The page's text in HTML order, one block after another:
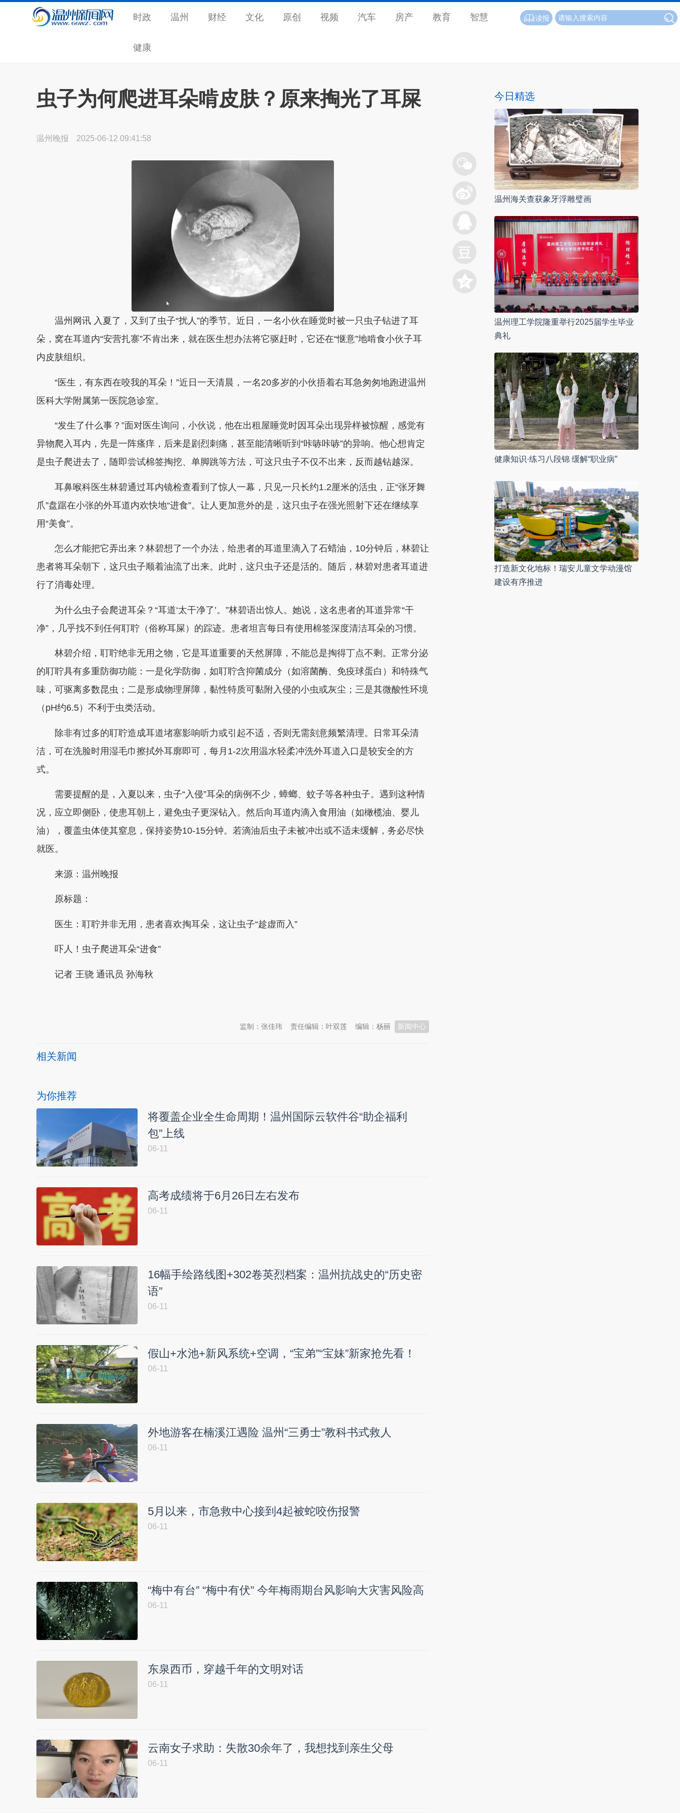
时政 温州 财经 文化 原创 视频 汽车 房产 教育 智慧
健康
读报
虫子为何爬进耳朵啃皮肤？原来掏光了耳屎
温州晚报 2025-06-12 09:41:58
温州网讯 入夏了，又到了虫子“扰人”的季节。近日，一名小伙在睡觉时被一只虫子钻进了耳
朵，窝在耳道内“安营扎寨”不肯出来，就在医生想办法将它驱赶时，它还在“惬意”地啃食小伙子耳
内皮肤组织。
“医生，有东西在咬我的耳朵！”近日一天清晨，一名20多岁的小伙捂着右耳急匆匆地跑进温州
医科大学附属第一医院急诊室。
“发生了什么事？”面对医生询问，小伙说，他在出租屋睡觉时因耳朵出现异样被惊醒，感觉有
异物爬入耳内，先是一阵瘙痒，后来是剧烈刺痛，甚至能清晰听到“咔哧咔哧”的异响。他心想肯定
是虫子爬进去了，随即尝试棉签掏挖、单脚跳等方法，可这只虫子不仅不出来，反而越钻越深。
耳鼻喉科医生林碧通过耳内镜检查看到了惊人一幕，只见一只长约1.2厘米的活虫，正“张牙舞
爪”盘踞在小张的外耳道内欢快地“进食”。让人更加意外的是，这只虫子在强光照射下还在继续享
用“美食”。
怎么才能把它弄出来？林碧想了一个办法，给患者的耳道里滴入了石蜡油，10分钟后，林碧让
患者将耳朵朝下，这只虫子顺着油流了出来。此时，这只虫子还是活的。随后，林碧对患者耳道进
行了消毒处理。
为什么虫子会爬进耳朵？“耳道‘太干净了’。”林碧语出惊人。她说，这名患者的耳道异常“干
净”，几乎找不到任何耵聍（俗称耳屎）的踪迹。患者坦言每日有使用棉签深度清洁耳朵的习惯。
林碧介绍，耵聍绝非无用之物，它是耳道重要的天然屏障，不能总是掏得丁点不剩。正常分泌
的耵聍具有多重防御功能：一是化学防御，如耵聍含抑菌成分（如溶菌酶、免疫球蛋白）和特殊气
味，可驱离多数昆虫；二是形成物理屏障，黏性特质可黏附入侵的小虫或灰尘；三是其微酸性环境
（pH约6.5）不利于虫类活动。
除非有过多的耵聍造成耳道堵塞影响听力或引起不适，否则无需刻意频繁清理。日常耳朵清
洁，可在洗脸时用湿毛巾擦拭外耳廓即可，每月1-2次用温水轻柔冲洗外耳道入口是较安全的方
式。
需要提醒的是，入夏以来，虫子“入侵”耳朵的病例不少，蟑螂、蚊子等各种虫子。遇到这种情
况，应立即侧卧，使患耳朝上，避免虫子更深钻入。然后向耳道内滴入食用油（如橄榄油、婴儿
油），覆盖虫体使其窒息，保持姿势10-15分钟。若滴油后虫子未被冲出或不适未缓解，务必尽快
就医。
来源：温州晚报
原标题：
医生：耵聍并非无用，患者喜欢掏耳朵，这让虫子“趁虚而入”
吓人！虫子爬进耳朵“进食”
记者 王骁 通讯员 孙海秋
新闻中心
编辑：杨丽
责任编辑：叶双莲
监制：张佳玮
相关新闻
为你推荐
将覆盖企业全生命周期！温州国际云软件谷“助企福利
包”上线
06-11
高考成绩将于6月26日左右发布
06-11
16幅手绘路线图+302卷英烈档案：温州抗战史的“历史密
语”
06-11
假山+水池+新风系统+空调，“宝弟”“宝妹”新家抢先看！
06-11
外地游客在楠溪江遇险 温州“三勇士”教科书式救人
06-11
5月以来，市急救中心接到4起被蛇咬伤报警
06-11
“梅中有台” “梅中有伏” 今年梅雨期台风影响大灾害风险高
06-11
东泉西币，穿越千年的文明对话
06-11
云南女子求助：失散30余年了，我想找到亲生父母
06-11
今日精选
温州海关查获象牙浮雕璧画
温州理工学院隆重举行2025届学生毕业
典礼
健康知识·练习八段锦 缓解“职业病”
打造新文化地标！瑞安儿童文学动漫馆
建设有序推进